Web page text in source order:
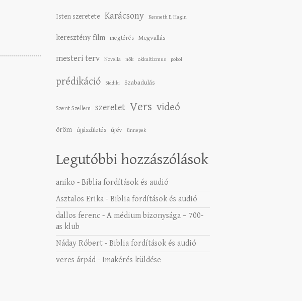
Isten szeretete Karácsony Kenneth E. Hagin
keresztény film megtérés Megvallás
mesteri terv Novella nők okkultizmus pokol
prédikáció Siddiki Szabadulás
Szent Szellem szeretet Vers videó
öröm újjászületés újév ünnepek
Legutóbbi hozzászólások
aniko -Biblia fordítások és audió
Asztalos Erika -Biblia fordítások és audió
dallos ferenc -A médium bizonysága – 700-
as klub
Náday Róbert -Biblia fordítások és audió
veres árpád - Imakérés küldése